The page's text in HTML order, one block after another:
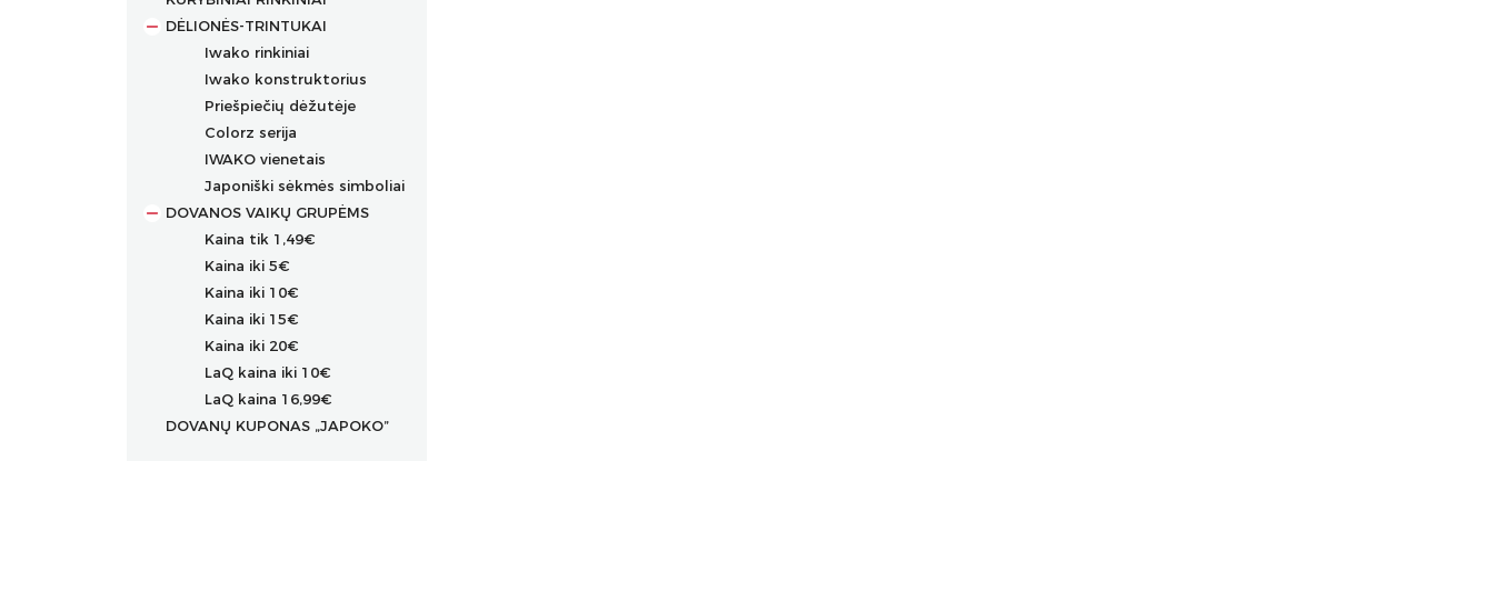
DĖLIONĖS-TRINTUKAI
Iwako rinkiniai
Iwako konstruktorius
Priešpiečių dėžutėje
Colorz serija
IWAKO vienetais
Japoniški sėkmės simboliai
DOVANOS VAIKŲ GRUPĖMS
Kaina tik 1,49€
Kaina iki 5€
Kaina iki 10€
Kaina iki 15€
Kaina iki 20€
LaQ kaina iki 10€
LaQ kaina 16,99€
DOVANŲ KUPONAS „JAPOKO”